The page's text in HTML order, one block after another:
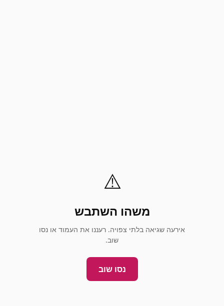
⚠️
משהו השתבש
אירעה שגיאה בלתי צפויה. רעננו את העמוד או נסו
שוב.
נסו שוב